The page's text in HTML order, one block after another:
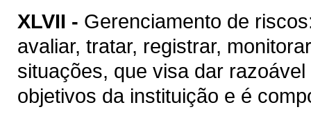
XLVII - Gerenciamento de
avaliar, tratar, registrar,
situações, que visa dar
objetivos da instituição e é